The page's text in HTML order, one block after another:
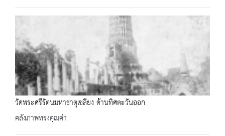
วัดพระศรีรัตนมหาธาตุเชลียง ด้านทิศตะวันออก
คลังภาพทรงคุณค่า